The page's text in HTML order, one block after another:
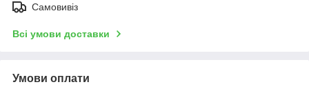
Самовивіз
Всі умови доставки
Умови оплати